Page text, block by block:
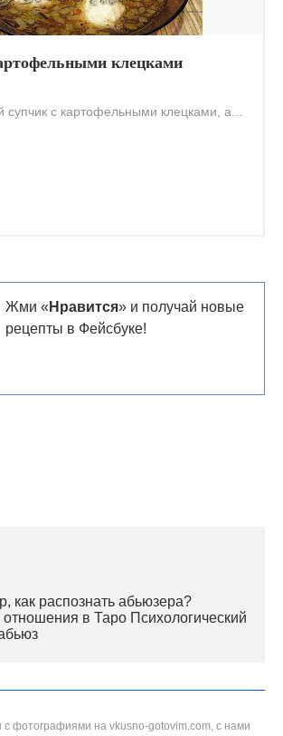
клецками
супчик с картофельными клецками, а...
Жми « Нравится» и получай новые
рецепты в Фейсбуке!
как распознать абьюзера?
в Таро Психологический
с фотографиями на vkusno-gotovim.com, с нами